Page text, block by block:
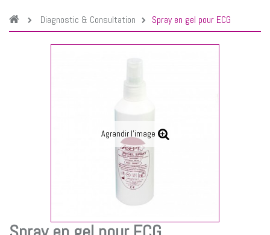
Diagnostic & Consultation Spray en gel pour ECG
Agrandir l'image